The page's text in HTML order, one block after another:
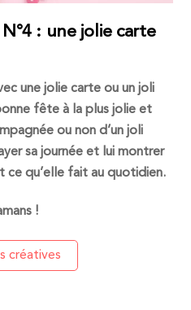
: une jolie carte
une jolie carte ou un joli
fête à la plus jolie et
ou non d’un joli
sa journée et lui montrer
ce qu’elle fait au quotidien.
!
créatives